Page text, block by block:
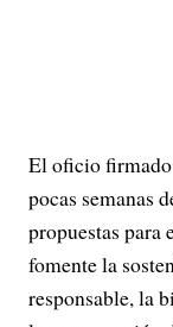
El oficio
pocas semanas
propuestas para
fomente la
responsable, la